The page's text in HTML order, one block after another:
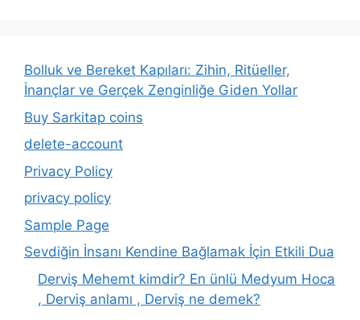
Bolluk ve Bereket Kapıları: Zihin, Ritüeller,
İnançlar ve Gerçek Zenginliğe Giden Yollar
Buy Sarkitap coins
delete-account
Privacy Policy
privacy policy
Sample Page
Sevdiğin İnsanı Kendine Bağlamak İçin Etkili Dua
Derviş Mehemt kimdir? En ünlü Medyum Hoca
, Derviş anlamı , Derviş ne demek?